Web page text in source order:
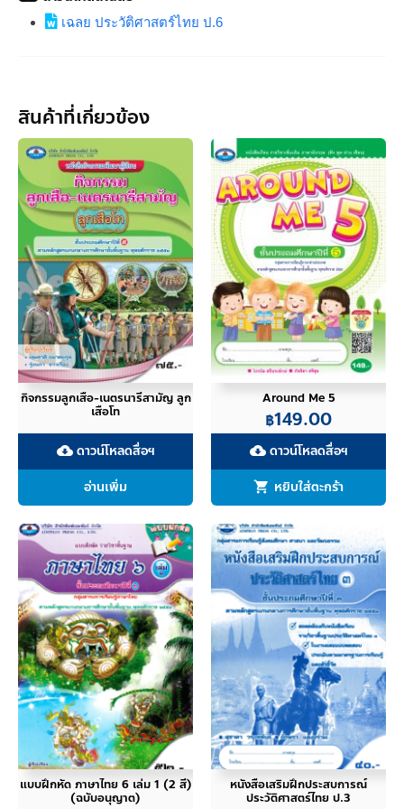
เฉลย ประวัติศาสตร์ไทย ป.6
สินค้าที่เกี่ยวข้อง
กิจกรรมลูกเสือ-เนตรนารีสามัญ ลูก
เสือโท
cloud_downloadดาวน์โหลดสื่อฯ
อ่านเพิ่ม
Around Me 5
฿149.00
cloud_downloadดาวน์โหลดสื่อฯ
หยิบใส่ตะกร้า
แบบฝึกหัด ภาษาไทย 6 เล่ม 1 (2 สี)
(ฉบับอนุญาต)
หนังสือเสริมฝึกประสบการณ์
ประวัติศาสตร์ไทย ป.3